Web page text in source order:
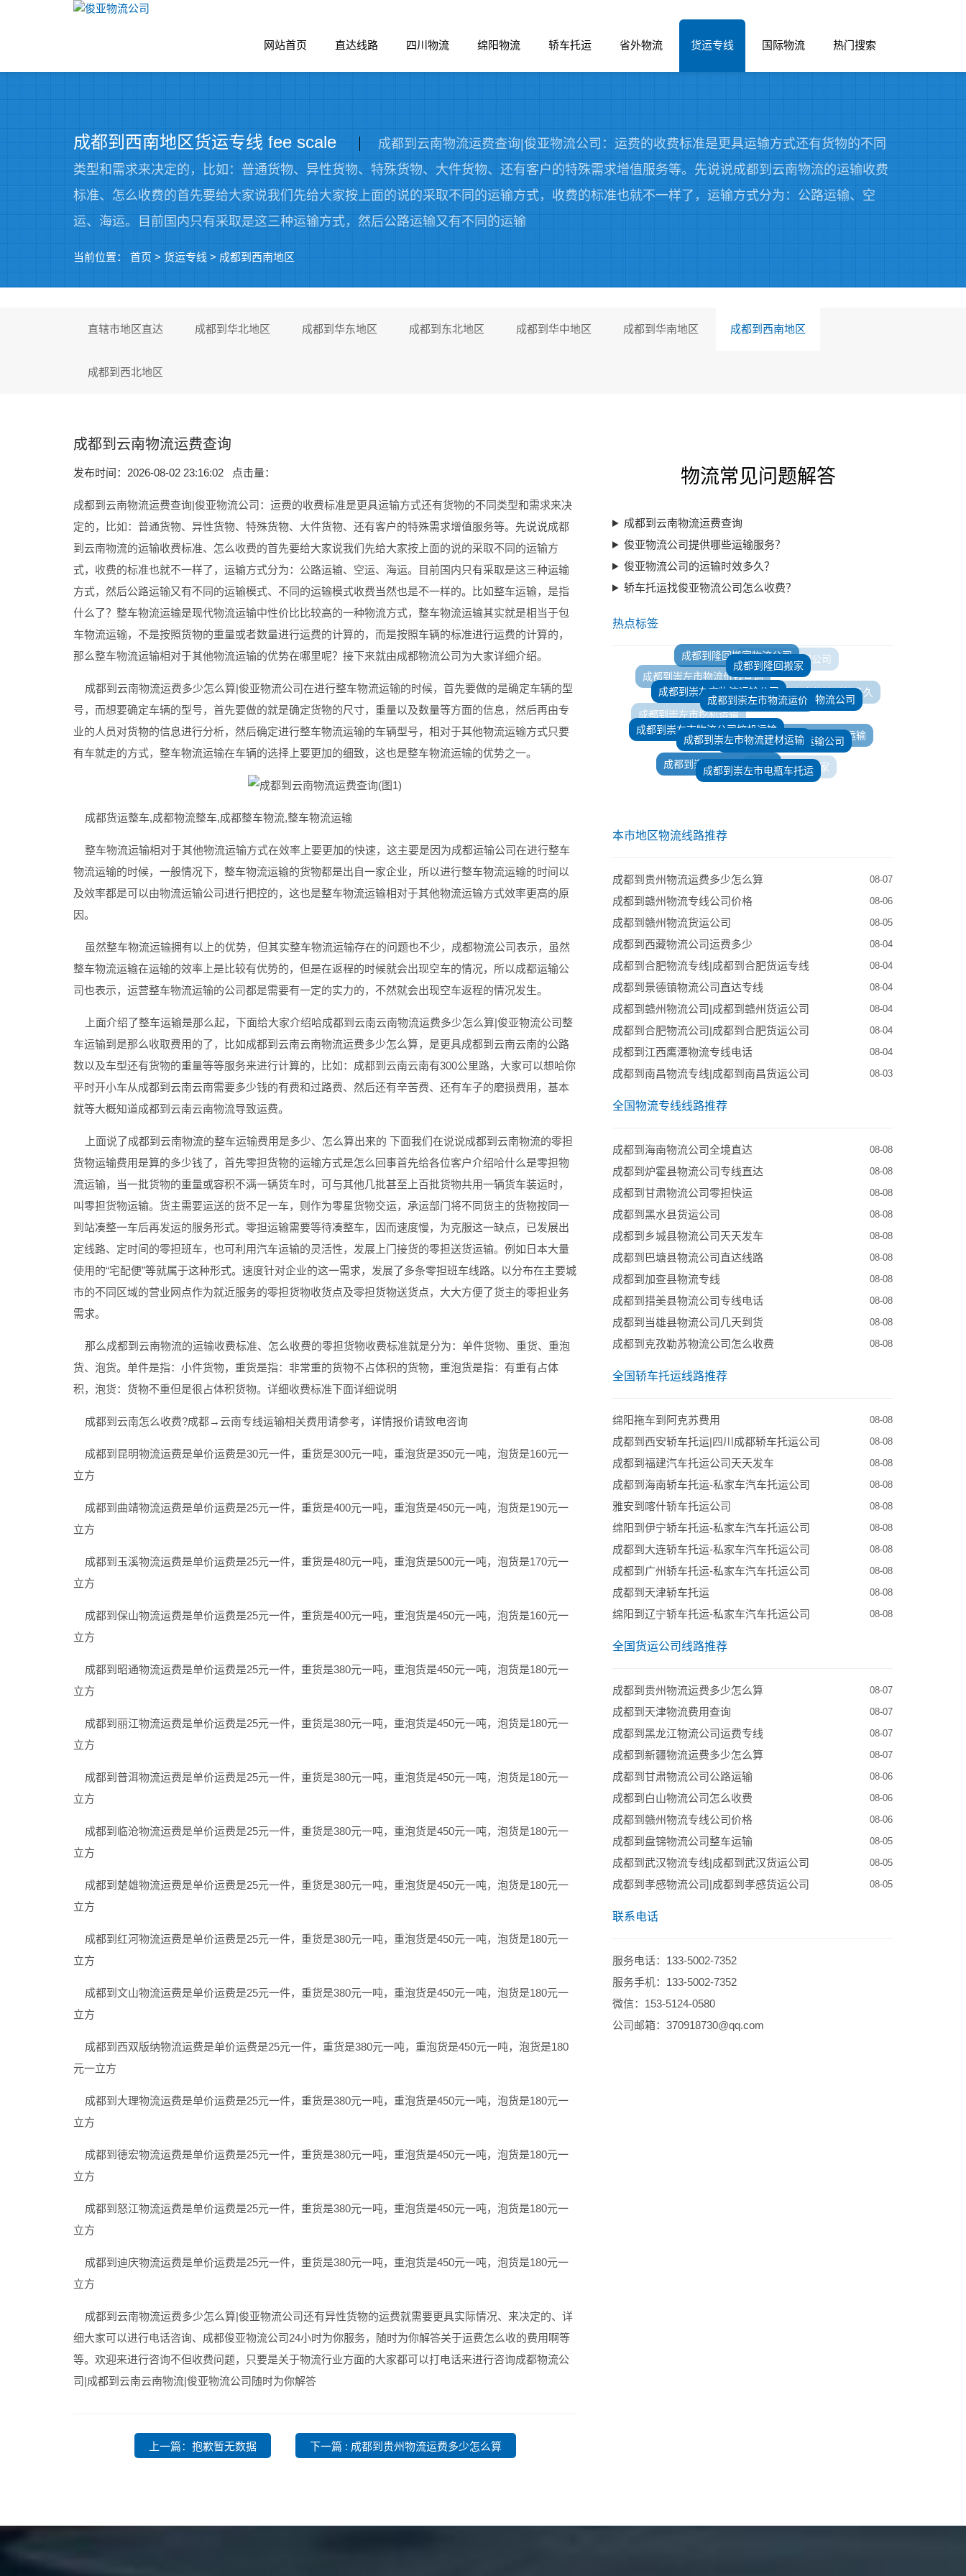
网站首页 直达线路 四川物流 绵阳物流 轿车托运 省外物流 货运专线 国际物流 热门搜索
成都到西南地区货运专线 fee scale
成都到云南物流运费查询|俊亚物流公司：运费的收费标准是更具运输方式还有货物的不同
类型和需求来决定的，比如：普通货物、异性货物、特殊货物、大件货物、还有客户的特殊需求增值服务等。先说说成都到云南物流的运输收费
标准、怎么收费的首先要给大家说我们先给大家按上面的说的采取不同的运输方式，收费的标准也就不一样了，运输方式分为：公路运输、空
运、海运。目前国内只有采取是这三种运输方式，然后公路运输又有不同的运输
当前位置： 首页 > 货运专线 > 成都到西南地区
直辖市地区直达 成都到华北地区 成都到华东地区 成都到东北地区 成都到华中地区 成都到华南地区 成都到西南地区
成都到西北地区
成都到云南物流运费查询
发布时间：2026-08-02 23:16:02 点击量：
成都到云南物流运费查询|俊亚物流公司：运费的收费标准是更具运输方式还有货物的不同类型和需求来决
定的，比如：普通货物、异性货物、特殊货物、大件货物、还有客户的特殊需求增值服务等。先说说成都
到云南物流的运输收费标准、怎么收费的首先要给大家说我们先给大家按上面的说的采取不同的运输方
式，收费的标准也就不一样了，运输方式分为：公路运输、空运、海运。目前国内只有采取是这三种运输
方式，然后公路运输又有不同的运输模式、不同的运输模式收费当然也是不一样的。比如整车运输，是指
什么了？整车物流运输是现代物流运输中性价比比较高的一种物流方式，整车物流运输其实就是相当于包
车物流运输，不是按照货物的重量或者数量进行运费的计算的，而是按照车辆的标准进行运费的计算的，
那么整车物流运输相对于其他物流运输的优势在哪里呢？接下来就由成都物流公司为大家详细介绍。
成都到云南物流运费多少怎么算|俊亚物流公司在进行整车物流运输的时候，首先要做的是确定车辆的型
号，而想要确定车辆的型号，首先要做的就是确定货物的尺寸，重量以及数量等方面的信息，然后再由专
业的人员对货物的信息进行分析，然后确定进行整车物流运输的车辆型号，相对于其他物流运输方式只要
有车就走的方式，整车物流运输在车辆的选择上要更加的细致，这也是整车物流运输的优势之一。
成都货运整车,成都物流整车,成都整车物流,整车物流运输
整车物流运输相对于其他物流运输方式在效率上要更加的快速，这主要是因为成都运输公司在进行整车
物流运输的时候，一般情况下，整车物流运输的货物都是出自一家企业，所以进行整车物流运输的时间以
及效率都是可以由物流运输公司进行把控的，这也是整车物流运输相对于其他物流运输方式效率更高的原
因。
虽然整车物流运输拥有以上的优势，但其实整车物流运输存在的问题也不少，成都物流公司表示，虽然
整车物流运输在运输的效率上是比较有优势的，但是在返程的时候就会出现空车的情况，所以成都运输公
司也表示，运营整车物流运输的公司都是需要有一定的实力的，不然就会出现空车返程的情况发生。
上面介绍了整车运输是那么起，下面给大家介绍哈成都到云南云南物流运费多少怎么算|俊亚物流公司整
车运输到是那么收取费用的了，比如成都到云南云南物流运费多少怎么算，是更具成都到云南云南的公路
数以及车型还有货物的重量等等服务来进行计算的，比如：成都到云南云南有300公里路，大家可以想哈你
平时开小车从成都到云南云南需要多少钱的有费和过路费、然后还有辛苦费、还有车子的磨损费用，基本
就等大概知道成都到云南云南物流导致运费。
上面说了成都到云南物流的整车运输费用是多少、怎么算出来的 下面我们在说说成都到云南物流的零担
货物运输费用是算的多少钱了，首先零担货物的运输方式是怎么回事首先给各位客户介绍哈什么是零担物
流运输，当一批货物的重量或容积不满一辆货车时，可与其他几批甚至上百批货物共用一辆货车装运时，
叫零担货物运输。货主需要运送的货不足一车，则作为零星货物交运，承运部门将不同货主的货物按同一
到站凑整一车后再发运的服务形式。零担运输需要等待凑整车，因而速度慢，为克服这一缺点，已发展出
定线路、定时间的零担班车，也可利用汽车运输的灵活性，发展上门接货的零担送货运输。例如日本大量
使用的“宅配便”等就属于这种形式。速度针对企业的这一需求，发展了多条零担班车线路。以分布在主要城
市的不同区域的营业网点作为就近服务的零担货物收货点及零担货物送货点，大大方便了货主的零担业务
需求。
那么成都到云南物流的运输收费标准、怎么收费的零担货物收费标准就是分为：单件货物、重货、重泡
货、泡货。单件是指：小件货物，重货是指：非常重的货物不占体积的货物，重泡货是指：有重有占体
积，泡货：货物不重但是很占体积货物。详细收费标准下面详细说明
成都到云南怎么收费?成都→云南专线运输相关费用请参考，详情报价请致电咨询
成都到昆明物流运费是单价运费是30元一件，重货是300元一吨，重泡货是350元一吨，泡货是160元一
立方
成都到曲靖物流运费是单价运费是25元一件，重货是400元一吨，重泡货是450元一吨，泡货是190元一
立方
成都到玉溪物流运费是单价运费是25元一件，重货是480元一吨，重泡货是500元一吨，泡货是170元一
立方
成都到保山物流运费是单价运费是25元一件，重货是400元一吨，重泡货是450元一吨，泡货是160元一
立方
成都到昭通物流运费是单价运费是25元一件，重货是380元一吨，重泡货是450元一吨，泡货是180元一
立方
成都到丽江物流运费是单价运费是25元一件，重货是380元一吨，重泡货是450元一吨，泡货是180元一
立方
成都到普洱物流运费是单价运费是25元一件，重货是380元一吨，重泡货是450元一吨，泡货是180元一
立方
成都到临沧物流运费是单价运费是25元一件，重货是380元一吨，重泡货是450元一吨，泡货是180元一
立方
成都到楚雄物流运费是单价运费是25元一件，重货是380元一吨，重泡货是450元一吨，泡货是180元一
立方
成都到红河物流运费是单价运费是25元一件，重货是380元一吨，重泡货是450元一吨，泡货是180元一
立方
成都到文山物流运费是单价运费是25元一件，重货是380元一吨，重泡货是450元一吨，泡货是180元一
立方
成都到西双版纳物流运费是单价运费是25元一件，重货是380元一吨，重泡货是450元一吨，泡货是180
元一立方
成都到大理物流运费是单价运费是25元一件，重货是380元一吨，重泡货是450元一吨，泡货是180元一
立方
成都到德宏物流运费是单价运费是25元一件，重货是380元一吨，重泡货是450元一吨，泡货是180元一
立方
成都到怒江物流运费是单价运费是25元一件，重货是380元一吨，重泡货是450元一吨，泡货是180元一
立方
成都到迪庆物流运费是单价运费是25元一件，重货是380元一吨，重泡货是450元一吨，泡货是180元一
立方
成都到云南物流运费多少怎么算|俊亚物流公司还有异性货物的运费就需要更具实际情况、来决定的、详
细大家可以进行电话咨询、成都俊亚物流公司24小时为你服务，随时为你解答关于运费怎么收的费用啊等
等。欢迎来进行咨询不但收费问题，只要是关于物流行业方面的大家都可以打电话来进行咨询成都物流公
司|成都到云南云南物流|俊亚物流公司随时为你解答
上一篇：抱歉暂无数据 下一篇 : 成都到贵州物流运费多少怎么算
物流常见问题解答
成都到云南物流运费查询
俊亚物流公司提供哪些运输服务？
俊亚物流公司的运输时效多久？
轿车托运找俊亚物流公司怎么收费？
热点标签
成都到隆回搬家
成都到崇左市物流运输公司
成都到崇左市物流运价
成都到崇左市直达物流公司
成都到崇左市挖机运输
成都到崇左市物流公司挖机运输
成都到崇左市物流建材运输
成都到崇左市建材运输公司
成都到崇左市摩托车运输
成都到崇左市家具托运
成都到崇左市电动车托运
成都到崇左市电瓶车托运
成都到崇左市搬家
成都到崇左市物流时效
本市地区物流线路推荐
成都到贵州物流运费多少怎么算 08-07
成都到赣州物流专线公司价格 08-06
成都到赣州物流货运公司 08-05
成都到西藏物流公司运费多少 08-04
成都到合肥物流专线|成都到合肥货运专线 08-04
成都到景德镇物流公司直达专线 08-04
成都到赣州物流公司|成都到赣州货运公司 08-04
成都到合肥物流公司|成都到合肥货运公司 08-04
成都到江西鹰潭物流专线电话 08-04
成都到南昌物流专线|成都到南昌货运公司 08-03
全国物流专线线路推荐
​成都到海南物流公司全境直达 08-08
成都到炉霍县物流公司专线直达 08-08
​成都到甘肃物流公司零担快运 08-08
成都到黑水县货运公司 08-08
成都到乡城县物流公司天天发车 08-08
成都到巴塘县物流公司直达线路 08-08
成都到加查县物流专线 08-08
​成都到措美县物流公司专线电话 08-08
成都到当雄县物流公司几天到货 08-08
成都到克孜勒苏物流公司怎么收费 08-08
全国轿车托运线路推荐
绵阳拖车到阿克苏费用 08-08
成都到西安轿车托运|四川成都轿车托运公司 08-08
成都到福建汽车托运公司天天发车 08-08
成都到海南轿车托运-私家车汽车托运公司 08-08
雅安到喀什轿车托运公司 08-08
绵阳到伊宁轿车托运-私家车汽车托运公司 08-08
成都到大连轿车托运-私家车汽车托运公司 08-08
成都到广州轿车托运-私家车汽车托运公司 08-08
成都到天津轿车托运 08-08
绵阳到辽宁轿车托运-私家车汽车托运公司 08-08
全国货运公司线路推荐
成都到贵州物流运费多少怎么算 08-07
成都到天津物流费用查询 08-07
成都到黑龙江物流公司运费专线 08-07
成都到新疆物流运费多少怎么算 08-07
成都到甘肃物流公司公路运输 08-06
成都到白山物流公司怎么收费 08-06
成都到赣州物流专线公司价格 08-06
成都到盘锦物流公司整车运输 08-05
成都到武汉物流专线|成都到武汉货运公司 08-05
成都到孝感物流公司|成都到孝感货运公司 08-05
联系电话
服务电话：133-5002-7352
服务手机：133-5002-7352
微信：153-5124-0580
公司邮箱：370918730@qq.com